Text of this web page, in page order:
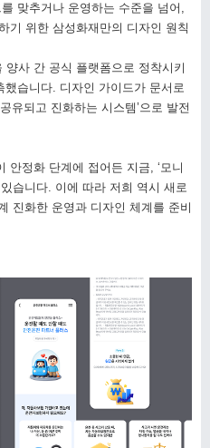
맞추거나 운영하는 수준을 넘어,
기 위한 삼성화재만의 디자인 원칙
사 간 공식 플랫폼으로 정착시키
습니다. 디자인 가이드가 문서로
유되고 진화하는 시스템’으로 발전
안정화 단계에 접어든 지금, ‘모니
습니다. 이에 따라 저희 역시 새로
진화한 운영과 디자인 체계를 준비